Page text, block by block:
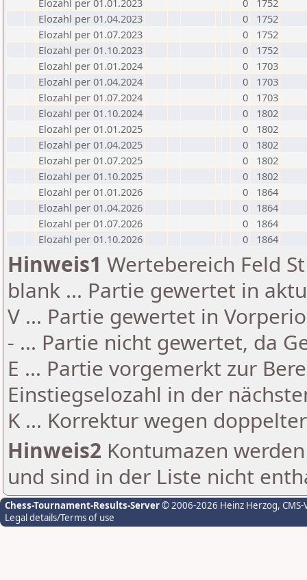
Elozahl per 01.01.2023
0
1752
Elozahl per 01.04.2023
0
1752
Elozahl per 01.07.2023
0
1752
Elozahl per 01.10.2023
0
1752
Elozahl per 01.01.2024
0
1703
Elozahl per 01.04.2024
0
1703
Elozahl per 01.07.2024
0
1703
Elozahl per 01.10.2024
0
1802
Elozahl per 01.01.2025
0
1802
Elozahl per 01.04.2025
0
1802
Elozahl per 01.07.2025
0
1802
Elozahl per 01.10.2025
0
1802
Elozahl per 01.01.2026
0
1864
Elozahl per 01.04.2026
0
1864
Elozahl per 01.07.2026
0
1864
Elozahl per 01.10.2026
0 1864
Hinweis1 Wertebereich Feld
blank ... Partie gewertet in
V ... Partie gewertet in
- ... Partie nicht gewertet, da
E ... Partie vorgemerkt zur
Einstiegselozahl in der
K ... Korrektur wegen
Hinweis2 Kontumazen
und sind in der Liste nicht
Chess-Tournament-Results-Server© 2006-2026 Heinz Herzog,
Legal details/Terms of use